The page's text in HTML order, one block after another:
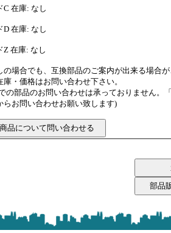
C 在庫: なし
D 在庫: なし
Z 在庫: なし
の場合でも、互換部品のご案内が出来る場合
庫・価格はお問い合わせ下さい。
の部品のお問い合わせは承っておりません。
らお問い合わせお願い致します)